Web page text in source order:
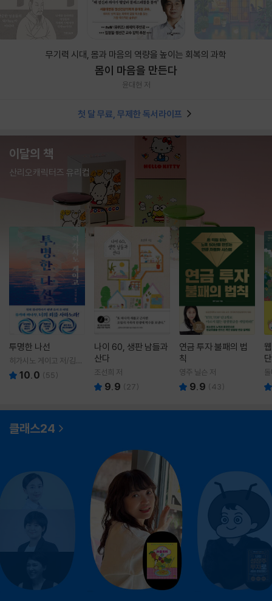
무기력 시대, 몸과 마음의 역량을 높이는 회복의 과학
몸이 마음을 만든다
윤대현 저
첫 달 무료, 무제한 독서라이프
이달의 책
산리오캐릭터즈 유리컵
투명한 나선
히가시노 게이고 저/김선
영 역10.0 (55)
나이 60, 생판 남들과
산다
조선희 저
9.9 ( 27)
연금 투자 불패의 법
칙
영주 닐슨 저
9.9 (43)
클래스24